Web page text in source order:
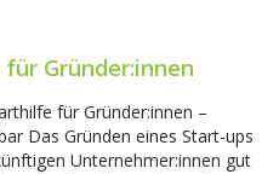
Gründer:innen
für Gründer:innen –
Das Gründen eines Start-ups
Unternehmer:innen gut